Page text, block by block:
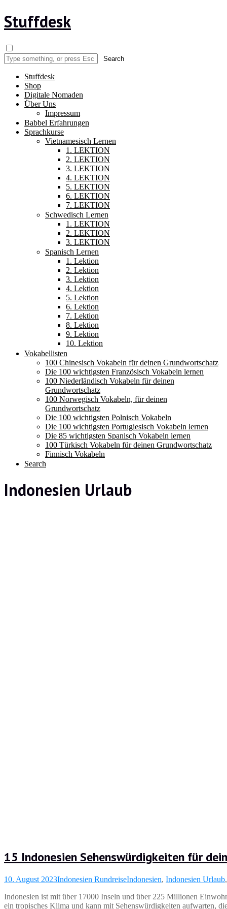
Stuffdesk
Stuffdesk
Shop
Digitale Nomaden
Über Uns
Impressum
Babbel Erfahrungen
Sprachkurse
Vietnamesisch Lernen
1. LEKTION
2. LEKTION
3. LEKTION
4. LEKTION
5. LEKTION
6. LEKTION
7. LEKTION
Schwedisch Lernen
1. LEKTION
2. LEKTION
3. LEKTION
Spanisch Lernen
1. Lektion
2. Lektion
3. Lektion
4. Lektion
5. Lektion
6. Lektion
7. Lektion
8. Lektion
9. Lektion
10. Lektion
Vokabellisten
100 Chinesisch Vokabeln für deinen Grundwortschatz
Die 100 wichtigsten Französisch Vokabeln lernen
100 Niederländisch Vokabeln für deinen
Grundwortschatz
100 Norwegisch Vokabeln, für deinen
Grundwortschatz
Die 100 wichtigsten Polnisch Vokabeln
Die 100 wichtigsten Portugiesisch Vokabeln lernen
Die 85 wichtigsten Spanisch Vokabeln lernen
100 Türkisch Vokabeln für deinen Grundwortschatz
Finnisch Vokabeln
Search
Indonesien Urlaub
15 Indonesien Sehenswürdigkeiten für
10. August 2023Indonesien RundreiseIndonesien, Indonesien Urlaub
Indonesien ist mit über 17000 Inseln und über 225 Millionen
ein tropisches Klima und kann mit Sehenswürdigkeiten aufwarten,